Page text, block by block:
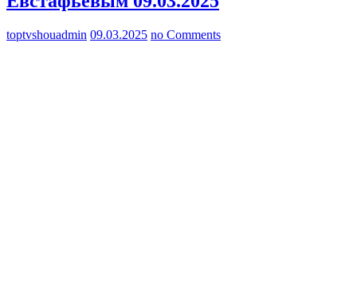
toptvshouadmin 09.03.2025 no Comments